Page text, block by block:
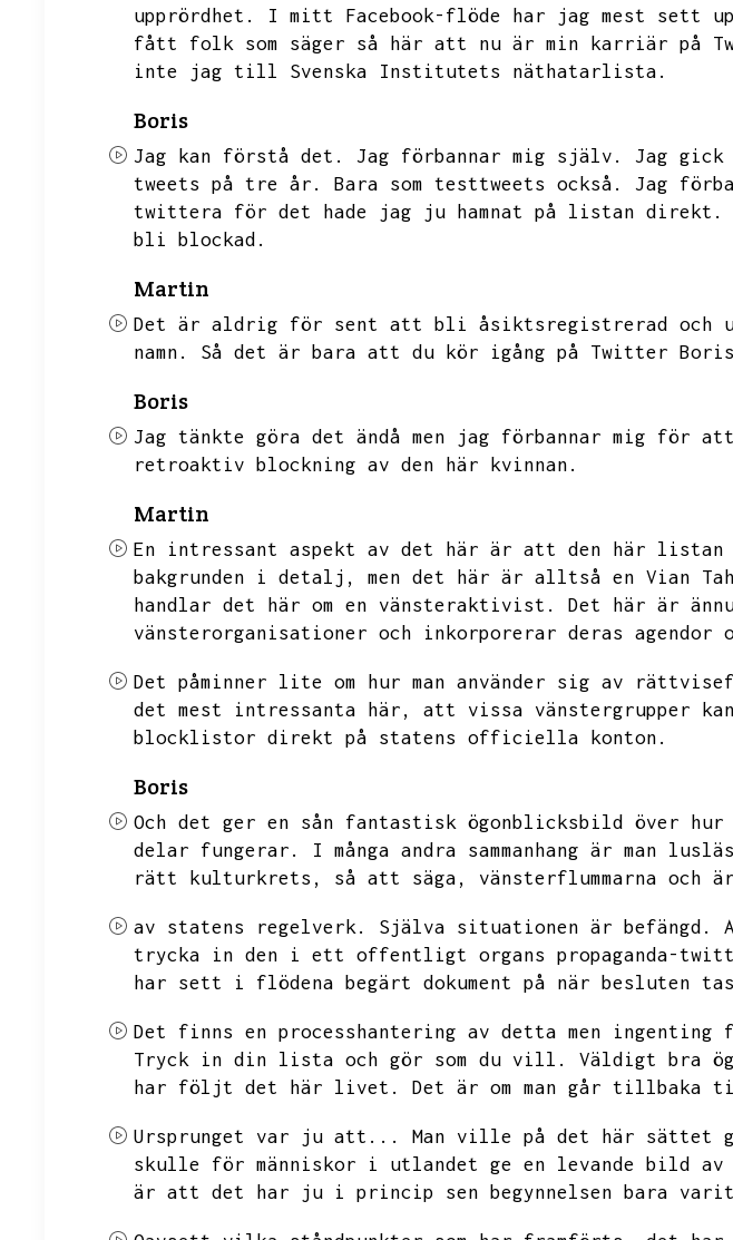
upprördhet.
I mitt Facebook-flöde har jag mest sett
fått folk som säger så här att nu är min karriär på
inte jag till Svenska Institutets näthatarlista.
Boris
Jag kan förstå det. Jag förbannar mig själv. Jag
tweets på tre år.
Bara som testtweets också.
Jag
twittera för det hade jag ju hamnat på listan direkt.
bli blockad.
Martin
Det är aldrig för sent att bli åsiktsregistrerad och
namn.
Så det är bara att du kör igång på Twitter
Boris
Jag tänkte göra det ändå men jag förbannar mig för
retroaktiv blockning av den här kvinnan.
Martin
En intressant aspekt av det här är att den här listan
bakgrunden i detalj,
men det här är alltså en Vian
handlar det här om en vänsteraktivist.
Det här är
vänsterorganisationer och inkorporerar deras agendor
Det påminner lite om hur man använder sig av
det mest intressanta här,
att vissa vänstergrupper
blocklistor direkt på statens officiella konton.
Boris
Och det ger en sån fantastisk ögonblicksbild över hur
delar fungerar.
I många andra sammanhang är man
rätt kulturkrets,
så att säga, vänsterflummarna och
av statens regelverk. Själva situationen är befängd.
trycka in den i ett offentligt organs propaganda-
har sett i flödena begärt dokument på när besluten
Det finns en processhantering av detta men ingenting
Tryck in din lista och gör som du vill.
Väldigt bra
har följt det här livet.
Det är om man går tillbaka
Ursprunget var ju att... Man ville på det här sättet
skulle för människor i utlandet ge en levande bild av
är att det har ju i princip sen begynnelsen bara varit